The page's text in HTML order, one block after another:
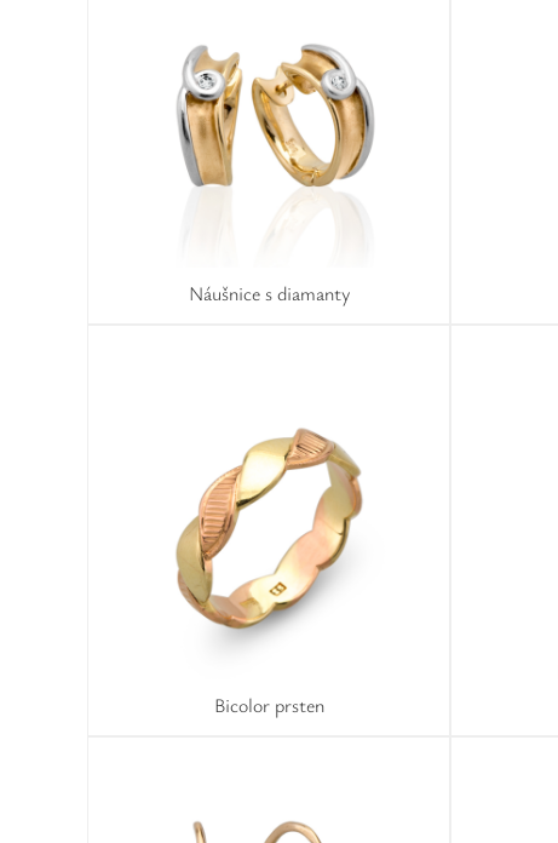
Náušnice s diamanty
Bicolor prsten